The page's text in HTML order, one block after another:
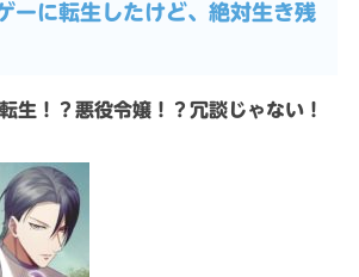
ーに転生したけど、絶対生き残
生！？悪役令嬢！？冗談じゃない！